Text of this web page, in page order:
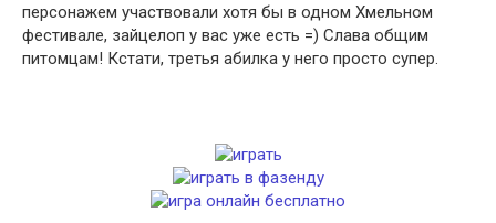
персонажем участвовали хотя бы в одном Хмельном
фестивале, зайцелоп у вас уже есть =) Слава общим
питомцам! Кстати, третья абилка у него просто супер.